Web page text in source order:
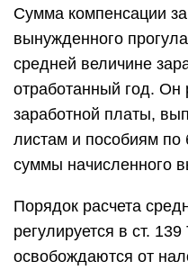
Сумма компенсации
вынужденного
средней величине
отработанный год. Он
заработной платы,
листам и пособиям по
суммы начисленного
Порядок расчета
регулируется в ст.
освобождаются от